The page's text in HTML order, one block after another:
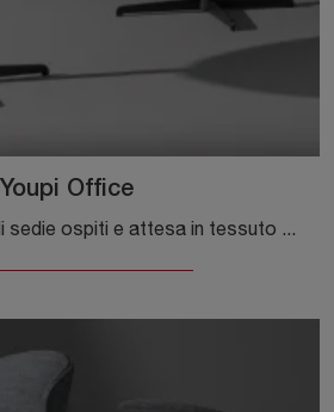
Youpi Office
Un ricco catalogo di sedie ospiti e attesa in tessuto ti aspetta! Il modello Youpi Office di Bonaldo ti aspetta!